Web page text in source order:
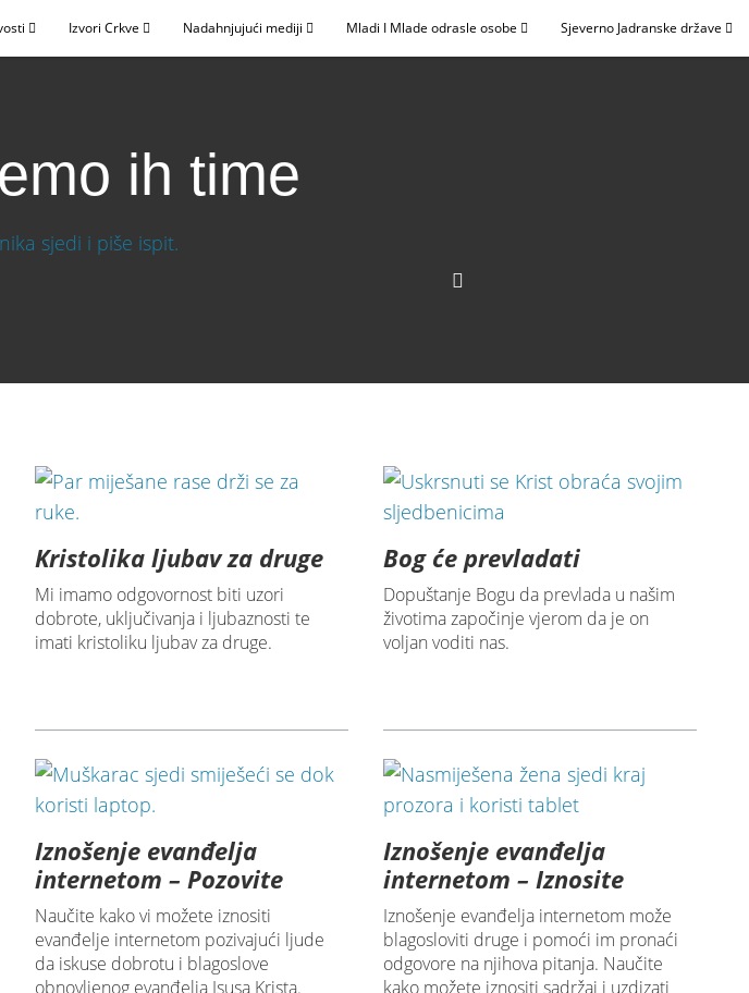
Izvori Crkve Nadahnjujući mediji Mladi I Mlade odrasle osobe Sjeverno Jadranske države
ih time
Kristolika ljubav za druge
Mi imamo odgovornost biti uzori
dobrote, uključivanja i ljubaznosti te
imati kristoliku ljubav za druge.
Bog će prevladati
Dopuštanje Bogu da prevlada u našim
životima započinje vjerom da je on
voljan voditi nas.
Iznošenje evanđelja
internetom – Pozovite
Naučite kako vi možete iznositi
evanđelje internetom pozivajući ljude
da iskuse dobrotu i blagoslove
obnovljenog evanđelja Isusa Krista.
Iznošenje evanđelja
internetom – Iznosite
Iznošenje evanđelja internetom može
blagosloviti druge i pomoći im pronaći
odgovore na njihova pitanja. Naučite
kako možete iznositi sadržaj i uzdizati